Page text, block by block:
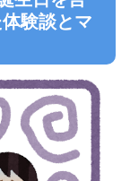
験談とマ